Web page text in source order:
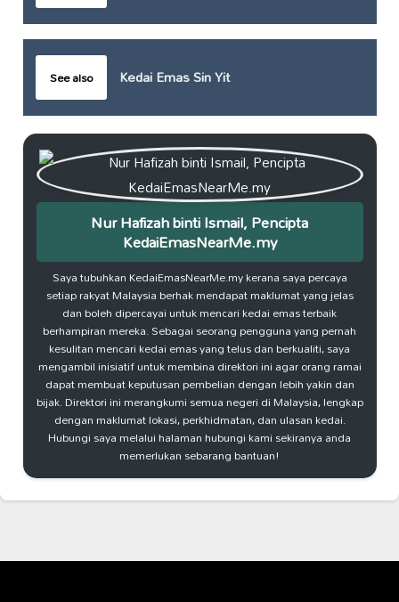
See also Kedai Emas Sin Yit
Nur Hafizah binti Ismail, Pencipta
KedaiEmasNearMe.my
Saya tubuhkan KedaiEmasNearMe.my kerana saya percaya
setiap rakyat Malaysia berhak mendapat maklumat yang jelas
dan boleh dipercayai untuk mencari kedai emas terbaik
berhampiran mereka. Sebagai seorang pengguna yang pernah
kesulitan mencari kedai emas yang telus dan berkualiti, saya
mengambil inisiatif untuk membina direktori ini agar orang ramai
dapat membuat keputusan pembelian dengan lebih yakin dan
bijak. Direktori ini merangkumi semua negeri di Malaysia, lengkap
dengan maklumat lokasi, perkhidmatan, dan ulasan kedai.
Hubungi saya melalui halaman hubungi kami sekiranya anda
memerlukan sebarang bantuan!